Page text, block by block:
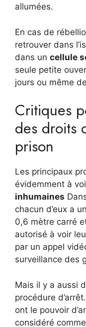
allumées.
En cas de
retrouver dans
dans un cellule
seule petite
jours ou même
Critiques
des droits
prison
Les principaux
évidemment à
inhumaines
chacun d’eux a
0,6 mètre carré
autorisé à voir
par un appel
surveillance des
Mais il y a aussi
procédure
ont le pouvoir
considéré